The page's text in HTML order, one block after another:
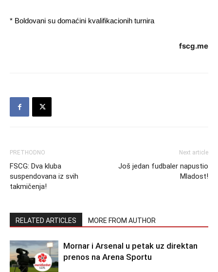
* Boldovani su domaćini kvalifikacionih turnira
fscg.me
PRETHODNO
FSCG: Dva kluba
suspendovana iz svih
takmičenja!
Next article
Još jedan fudbaler napustio
Mladost!
RELATED ARTICLES MORE FROM AUTHOR
Mornar i Arsenal u petak uz direktan
prenos na Arena Sportu